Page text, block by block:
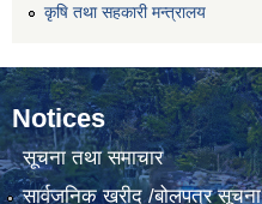
कृषि तथा सहकारी मन्त्रालय
Notices
सूचना तथा समाचार
सार्वजनिक खरीद /बोलपत्र सूचना